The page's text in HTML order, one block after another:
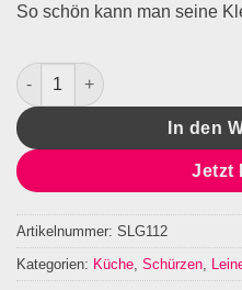
So schön kann man seine
Schürze Leinen Grau
In den
Jetzt
Artikelnummer: SLG112
Kategorien: Küche, Schürzen,